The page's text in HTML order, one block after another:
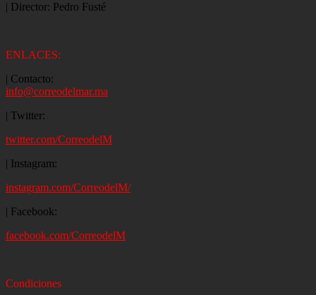
| Director: Pedro Fusté
ENLACES:
| Contacto:
info@correodelmar.ma
| Twitter:
twitter.com/CorreodelM
| Instagram:
instagram.com/CorreodelM/
| Facebook:
facebook.com/CorreodelM
Condiciones